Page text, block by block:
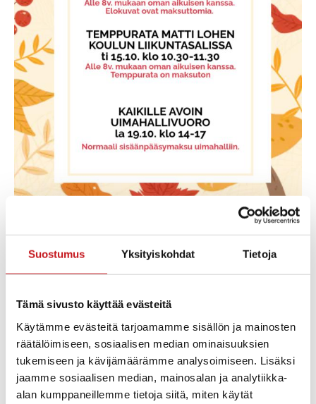
Suostumus Yksityiskohdat Tietoja
Tämä sivusto käyttää evästeitä
Käytämme evästeitä tarjoamamme sisällön ja mainosten
räätälöimiseen, sosiaalisen median ominaisuuksien
tukemiseen ja kävijämäärämme analysoimiseen. Lisäksi
jaamme sosiaalisen median, mainosalan ja analytiikka-
alan kumppaneillemme tietoja siitä, miten käytät
Elokuvat:
ma 14.10. klo 17 Heinähattu, vilttitossu ja ärhäkkä
koululainen (S)
ti 15.10. klo 13 Bigfoot – isojalanperhe (K7)